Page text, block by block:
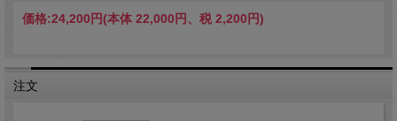
価格:24,200円(本体 22,000円、税 2,200円)
注文